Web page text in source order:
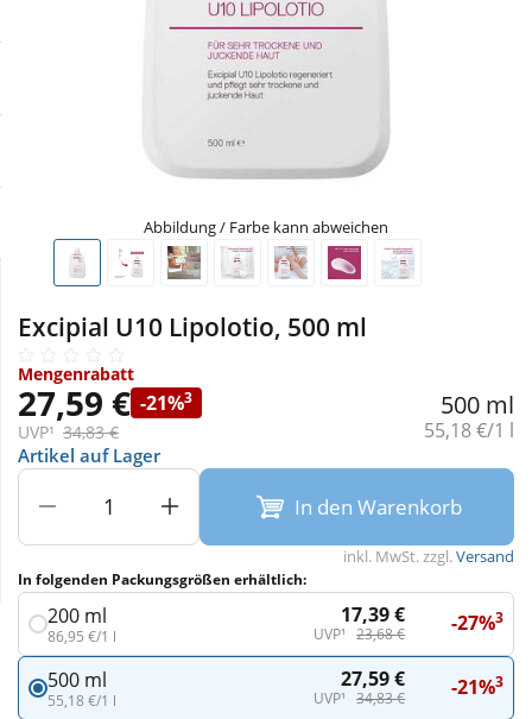
Täglich gut versorgt
Körperpflege & Kosmetik
Nahrungsergänzung
Sanitätshaus
Sport & Fitness
Tierbedarf
Wellness
Abbildung / Farbe kann abweichen
Excipial U10 Lipolotio, 500 ml
Mengenrabatt
27,59 € -21%3
UVP¹ 34,83 €
500 ml
Grundpreis:
55,18 €/1 l
Artikel auf Lager
In den Warenkorb
inkl. MwSt. zzgl.Versand
In folgenden Packungsgrößen erhältlich:
200 ml
86,95 €/1 l
17,39 €
UVP¹ 23,68 € -27%3
500 ml
55,18 €/1 l
27,59 €
UVP¹ 34,83 € -21%3